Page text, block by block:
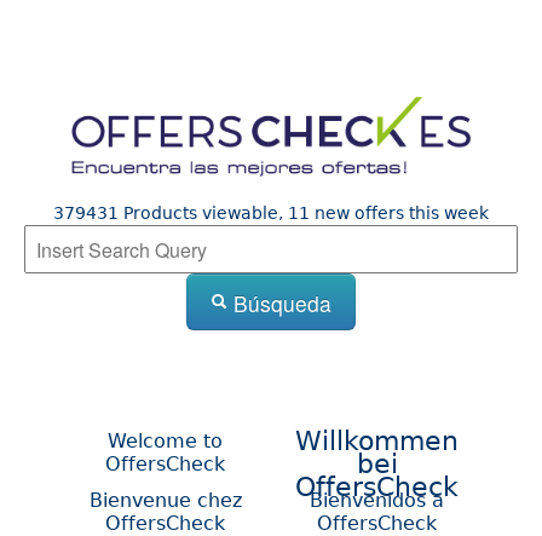
379431 Products viewable, 11 new offers this week
Búsqueda
Welcome to
OffersCheck
Willkommen
bei
OffersCheck
Bienvenue chez
OffersCheck
Bienvenidos a
OffersCheck